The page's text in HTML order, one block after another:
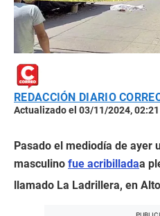
REDACCIÓN DIARIO
Actualizado el 03/11/2024,
Pasado el mediodía de ayer
masculino fue acribilladaa
llamado La Ladrillera, en